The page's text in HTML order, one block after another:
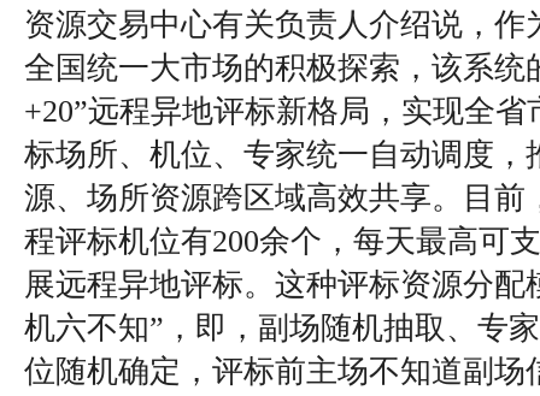
资源交易中心有关负责人介绍说，作
全国统一大市场的积极探索，该系统
+20”远程异地评标新格局，实现全
标场所、机位、专家统一自动调度，
源、场所资源跨区域高效共享。目前
程评标机位有200余个，每天最高可
展远程异地评标。这种评标资源分配
机六不知”，即，副场随机抽取、专
位随机确定，评标前主场不知道副场